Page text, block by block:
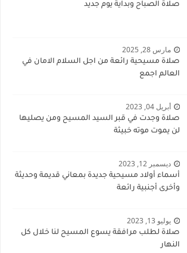
صلاة الصباح وبداية يوم جديد
مارس 28, 2025
صلاة مسيحية رائعة من اجل السلام الامان في
العالم اجمع
أبريل 04, 2023
صلاة وجدت في قبر السيد المسيح ومن يصليها
لن يموت موته خبيثة
ديسمبر 12, 2023
أسماء أولاد مسيحية جديدة بمعاني قديمة وحديثة
وأخرى أجنبية رائعة
يوليو 13, 2023
صلاة لطلب مرافقة يسوع المسيح لنا خلال كل
النهار